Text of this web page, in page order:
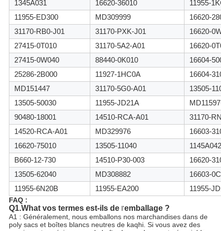
1345A031 16620-36010
11955-
11955-ED300
MD309999
16620-
31170-RB0-J01
31170-PXK-J01
16620-
27415-0T010
31170-5A2-A01
16620-
27415-0W040
88440-0K010
16604-
25286-2B000
11927-1HC0A
16604-
MD151447
31170-5G0-A01
13505-
13505-50030
11955-JD21A
90480-18001
14510-RCA-A01
31170-
14520-RCA-A01
MD329976
16603-
16620-75010
13505-11040
1145A042
B660-12-730
14510-P30-003
16620-
13505-62040
MD308882
16603-
11955-6N20B
11955-EA200 11955-
FAQ :
Q1.What vos termes est-ils del'emballage ?
A1 : Généralement, nous emballons nos marchandises dans de
poly sacs et boîtes blancs neutres de kaqhi. Si vous avez des